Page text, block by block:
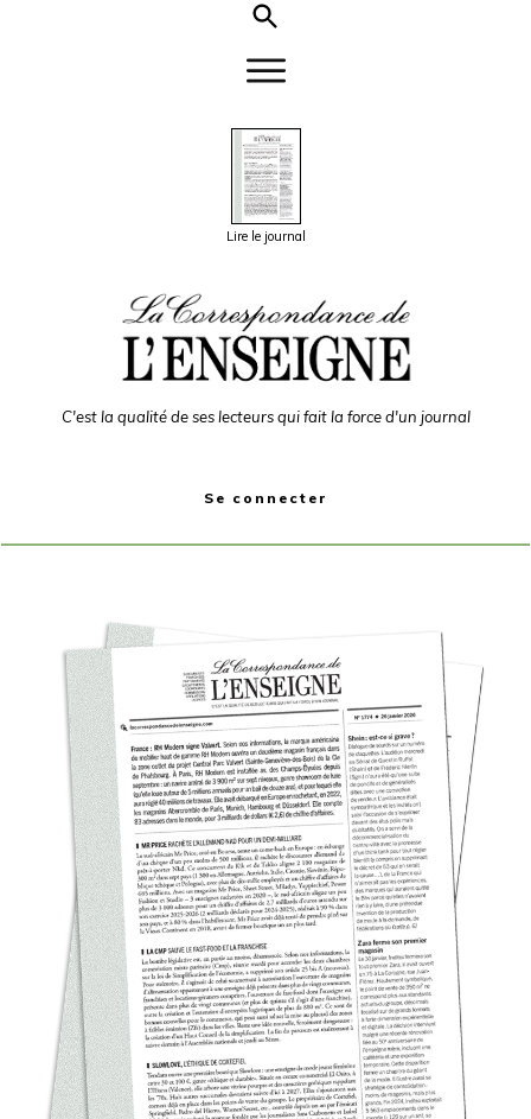
Lire le journal
C'est la qualité de ses lecteurs qui fait la force d'un journal
Se connecter